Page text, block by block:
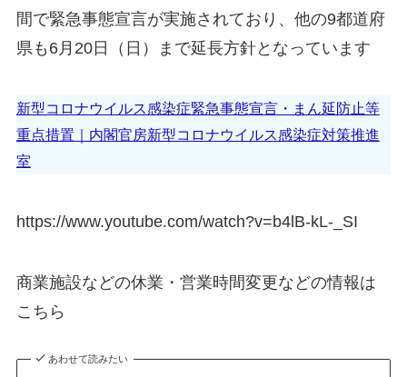
間で緊急事態宣言が実施されており、他の9都道府
県も6月20日（日）まで延長方針となっています
新型コロナウイルス感染症緊急事態宣言・まん延防止等
重点措置｜内閣官房新型コロナウイルス感染症対策推進
室
https://www.youtube.com/watch?v=b4lB-kL-_SI
商業施設などの休業・営業時間変更などの情報は
こちら
あわせて読みたい